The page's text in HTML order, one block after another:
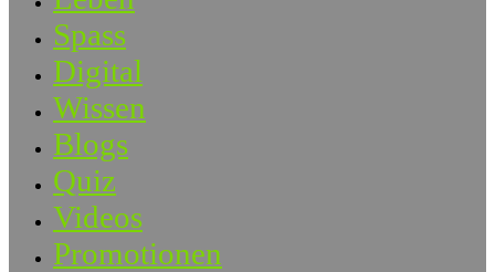
Spass
Digital
Wissen
Blogs
Quiz
Videos
Promotionen